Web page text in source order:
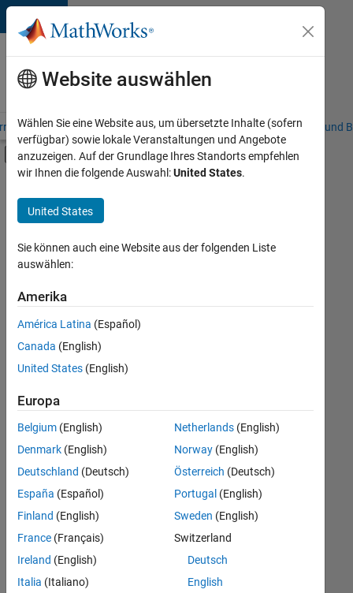
Weiter zum Inhalt
Karriere
bei
MathWorks
– Übersicht Stellensuche Niederlassungen Studierende und
Umschaltung für Off-Canvas-
Hauptinhalt
Commercial Sales
Education Sales
Inside Sales
Sales Operations
Marketing Communications
Marketing Services
Legal
Büro- und Verwaltungsdienste
+7
Derzeit
es
keine
offenen
Stellen,
Ihren
Suchkriterien
entsprechen.
können
die
Suchkriterien
weiter
fassen
oder
alle
Website auswählen
Wählen Sie eine Website aus, um übersetzte Inhalte (sofern
verfügbar) sowie lokale Veranstaltungen und Angebote
anzuzeigen. Auf der Grundlage Ihres Standorts empfehlen
wir Ihnen die folgende Auswahl:United States.
United States
Sie können auch eine Website aus der folgenden Liste
auswählen:
Amerika
América Latina (Español)
Canada (English)
United States (English)
Europa
Belgium (English)
Denmark (English)
Deutschland (Deutsch)
España (Español)
Finland (English)
France (Français)
Ireland (English)
Italia (Italiano)
Netherlands(English)
Norway(English)
Österreich (Deutsch)
Portugal (English)
Sweden (English)
Switzerland
Deutsch
English